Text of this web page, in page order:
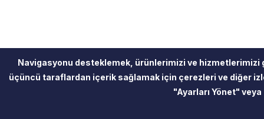
Navigasyonu desteklemek, ürünlerimizi ve
üçüncü taraflardan içerik sağlamak için çerezleri ve diğer
"Ayarları Yönet"